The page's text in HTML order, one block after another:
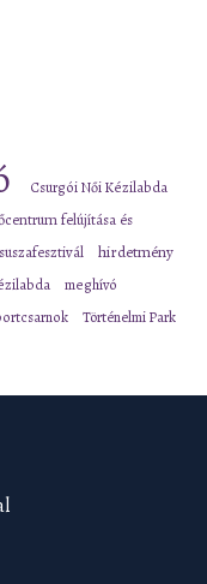
Csurgói Női Kézilabda
felújítása és
hirdetmény
meghívó
Történelmi Park